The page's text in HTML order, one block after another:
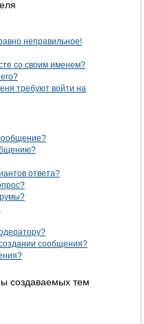
неправильное!
со своим именем?
требуют войти на
ответа?
сообщения?
создаваемых тем